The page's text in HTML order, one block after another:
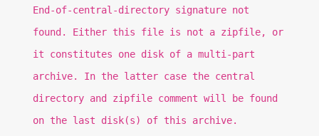
End-of-central-directory signature not
found. Either this file is not a zipfile, or
it constitutes one disk of a multi-part
archive. In the latter case the central
directory and zipfile comment will be found
on the last disk(s) of this archive.